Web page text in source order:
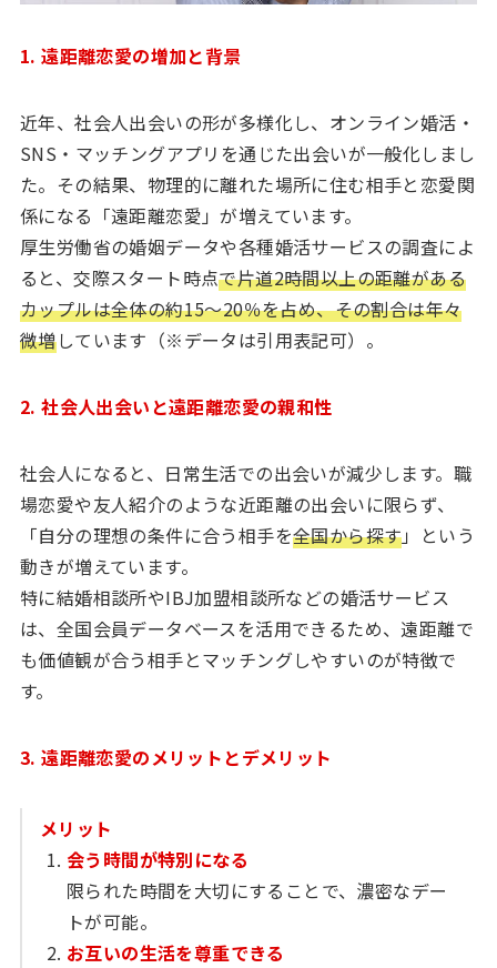
1. 遠距離恋愛の増加と背景
近年、社会人出会いの形が多様化し、オンライン婚活・
SNS・マッチングアプリを通じた出会いが一般化しまし
た。その結果、物理的に離れた場所に住む相手と恋愛関
係になる「遠距離恋愛」が増えています。
厚生労働省の婚姻データや各種婚活サービスの調査によ
ると、交際スタート時点で片道2時間以上の距離がある
カップルは全体の約15〜20％を占め、その割合は年々
微増しています（※データは引用表記可）。
2. 社会人出会いと遠距離恋愛の親和性
社会人になると、日常生活での出会いが減少します。職
場恋愛や友人紹介のような近距離の出会いに限らず、
「自分の理想の条件に合う相手を全国から探す」という
動きが増えています。
特に結婚相談所やIBJ加盟相談所などの婚活サービス
は、全国会員データベースを活用できるため、遠距離で
も価値観が合う相手とマッチングしやすいのが特徴で
す。
3. 遠距離恋愛のメリットとデメリット
メリット
会う時間が特別になる
限られた時間を大切にすることで、濃密なデー
トが可能。
お互いの生活を尊重できる